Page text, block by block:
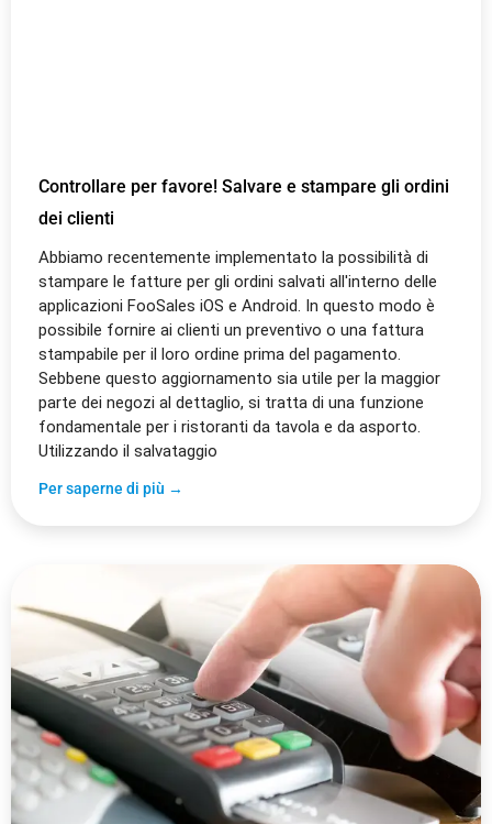
Controllare per favore! Salvare e stampare gli ordini
dei clienti
Abbiamo recentemente implementato la possibilità di
stampare le fatture per gli ordini salvati all'interno delle
applicazioni FooSales iOS e Android. In questo modo è
possibile fornire ai clienti un preventivo o una fattura
stampabile per il loro ordine prima del pagamento.
Sebbene questo aggiornamento sia utile per la maggior
parte dei negozi al dettaglio, si tratta di una funzione
fondamentale per i ristoranti da tavola e da asporto.
Utilizzando il salvataggio
Per saperne di più →